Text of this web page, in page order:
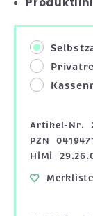
Artikel-Nr.
PZN
HiMi
Merkliste